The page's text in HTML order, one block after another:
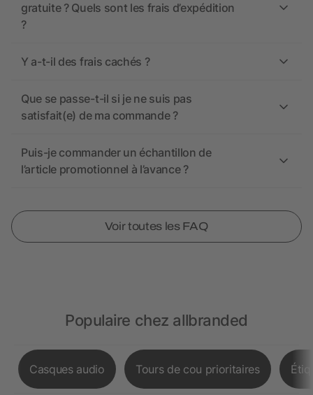
gratuite ? Quels sont les frais d’expédition
?
Y a-t-il des frais cachés ?
Que se passe-t-il si je ne suis pas
satisfait(e) de ma commande ?
Puis-je commander un échantillon de
l’article promotionnel à l’avance ?
Voir toutes les FAQ
Populaire chez allbranded
Casques audio Tours de cou prioritaires